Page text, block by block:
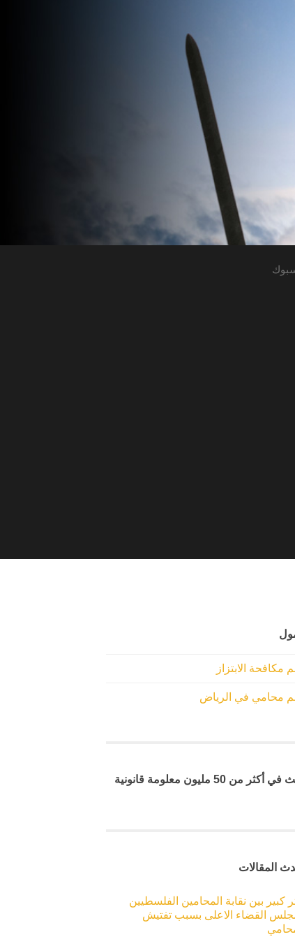
مكافحة الابتزاز
محامي في الرياض
أكثر من 50 مليون معلومة قانونية
المقالات
كبير بين نقابة المحامين الفلسطيين
القضاء الاعلى بسبب تفتيش